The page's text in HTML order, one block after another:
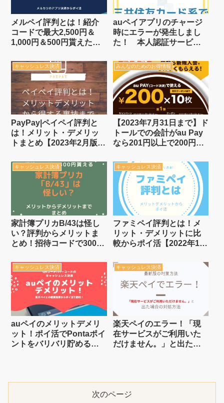
メルペイ評判とは！紹介
コードで最大2,500円＆
1,000円＆500円貰えたり
ンで100円分還元のメルカ
リアプリ決済【11月19日
まで】
auペイアプリのチャージ
時にエラーが発生しまし
た！ 本人認証サービス
出た場合の対処方法
キャッシュレス決済
PayPay|ペイペイ評判と
は！メリット・デメリッ
トまとめ【2023年2月版は
る】
みんなのためのお得情報
【2023年7月31日まで】ド
トールでの会計がau Pay
なら201円以上で200円
スプレミアムの新規加入
が超お得【第2弾】
キャッシュレス決済
家計簿プリカB/43は怪し
い？評判からメリットま
とめ！招待コードで300円
キャッシュレス決済
ファミペイ評判とは！メ
リット・デメリットに比
較からポイ活【2022年11
キャッシュレス決済
auペイのメリットデメリ
ット！ポイ活でPontaポイ
ントをバリバリ貯める方
キャッシュレス決済
楽天ペイのエラー！「現
在サービスがご利用いた
だけません。」と出た場
次のページ